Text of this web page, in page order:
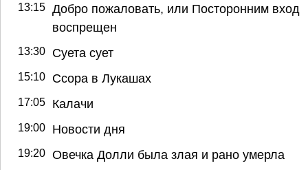
13:15 Добро пожаловать, или Посторонним вход
воспрещен
13:30 Суета сует
15:10 Ссора в Лукашах
17:05 Калачи
19:00 Новости дня
19:20 Овечка Долли была злая и рано умерла